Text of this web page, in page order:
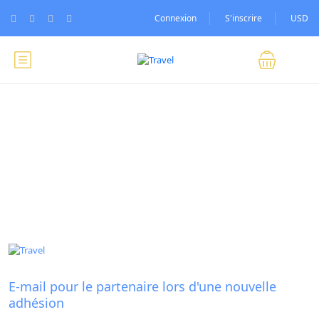
Connexion S'inscrire USD
E-mail pour le partenaire lors d'une nouvelle
adhésion